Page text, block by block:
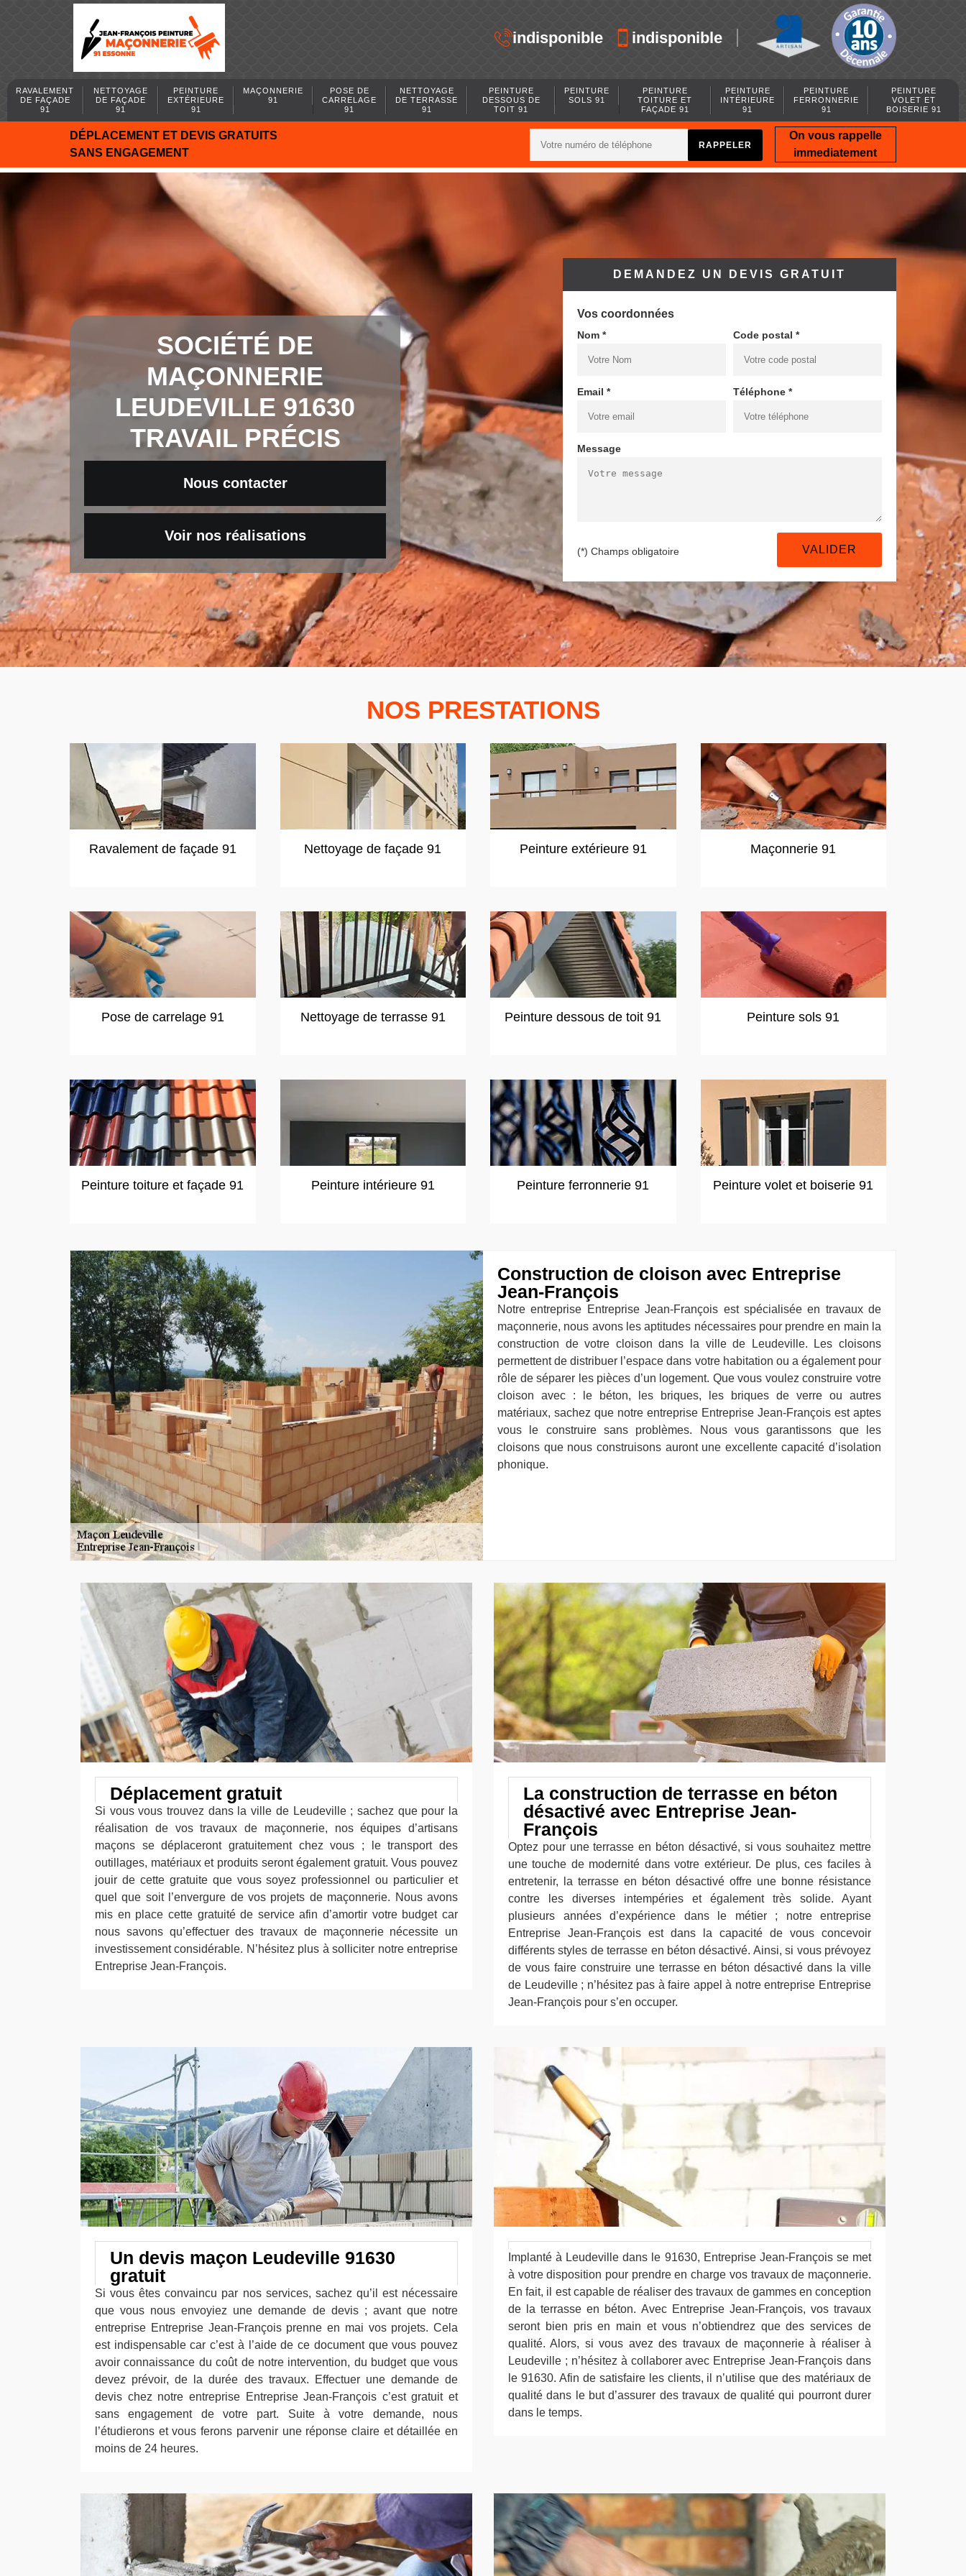
indisponible indisponible
RAVALEMENT
DE FAÇADE
91
NETTOYAGE
DE FAÇADE
91
PEINTURE
EXTÉRIEURE
91
MAÇONNERIE
91
POSE DE
CARRELAGE
91
NETTOYAGE
DE TERRASSE
91
PEINTURE
DESSOUS DE
TOIT 91
PEINTURE
SOLS 91
PEINTURE
TOITURE ET
FAÇADE 91
PEINTURE
INTÉRIEURE
91
PEINTURE
FERRONNERIE
91
PEINTURE
VOLET ET
BOISERIE 91
DÉPLACEMENT ET DEVIS GRATUITS
SANS ENGAGEMENT
On vous rappelle
immediatement
SOCIÉTÉ DE
MAÇONNERIE
LEUDEVILLE 91630
TRAVAIL PRÉCIS
Nous contacter
Voir nos réalisations
DEMANDEZ UN DEVIS GRATUIT
Vos coordonnées
Nom * Code postal *
Email * Téléphone *
Message
(*) Champs obligatoire
NOS PRESTATIONS
Ravalement de façade 91 Nettoyage de façade 91 Peinture extérieure 91 Maçonnerie 91
Pose de carrelage 91 Nettoyage de terrasse 91 Peinture dessous de toit 91 Peinture sols 91
Peinture toiture et façade 91 Peinture intérieure 91 Peinture ferronnerie 91 Peinture volet et boiserie 91
Construction de cloison avec Entreprise
Jean-François
Notre entreprise Entreprise Jean-François est spécialisée en travaux de
maçonnerie, nous avons les aptitudes nécessaires pour prendre en main la
construction de votre cloison dans la ville de Leudeville. Les cloisons
permettent de distribuer l’espace dans votre habitation ou a également pour
rôle de séparer les pièces d’un logement. Que vous voulez construire votre
cloison avec : le béton, les briques, les briques de verre ou autres
matériaux, sachez que notre entreprise Entreprise Jean-François est aptes
vous le construire sans problèmes. Nous vous garantissons que les
cloisons que nous construisons auront une excellente capacité d’isolation
phonique.
Déplacement gratuit
Si vous vous trouvez dans la ville de Leudeville ; sachez que pour la
réalisation de vos travaux de maçonnerie, nos équipes d’artisans
maçons se déplaceront gratuitement chez vous ; le transport des
outillages, matériaux et produits seront également gratuit. Vous pouvez
jouir de cette gratuite que vous soyez professionnel ou particulier et
quel que soit l’envergure de vos projets de maçonnerie. Nous avons
mis en place cette gratuité de service afin d’amortir votre budget car
nous savons qu’effectuer des travaux de maçonnerie nécessite un
investissement considérable. N’hésitez plus à solliciter notre entreprise
Entreprise Jean-François.
La construction de terrasse en béton
désactivé avec Entreprise Jean-
François
Optez pour une terrasse en béton désactivé, si vous souhaitez mettre
une touche de modernité dans votre extérieur. De plus, ces faciles à
entretenir, la terrasse en béton désactivé offre une bonne résistance
contre les diverses intempéries et également très solide. Ayant
plusieurs années d’expérience dans le métier ; notre entreprise
Entreprise Jean-François est dans la capacité de vous concevoir
différents styles de terrasse en béton désactivé. Ainsi, si vous prévoyez
de vous faire construire une terrasse en béton désactivé dans la ville
de Leudeville ; n’hésitez pas à faire appel à notre entreprise Entreprise
Jean-François pour s’en occuper.
Un devis maçon Leudeville 91630
gratuit
Si vous êtes convaincu par nos services, sachez qu’il est nécessaire
que vous nous envoyiez une demande de devis ; avant que notre
entreprise Entreprise Jean-François prenne en mai vos projets. Cela
est indispensable car c’est à l’aide de ce document que vous pouvez
avoir connaissance du coût de notre intervention, du budget que vous
devez prévoir, de la durée des travaux. Effectuer une demande de
devis chez notre entreprise Entreprise Jean-François c’est gratuit et
sans engagement de votre part. Suite à votre demande, nous
l’étudierons et vous ferons parvenir une réponse claire et détaillée en
moins de 24 heures.
Implanté à Leudeville dans le 91630, Entreprise Jean-François se met
à votre disposition pour prendre en charge vos travaux de maçonnerie.
En fait, il est capable de réaliser des travaux de gammes en conception
de la terrasse en béton. Avec Entreprise Jean-François, vos travaux
seront bien pris en main et vous n’obtiendrez que des services de
qualité. Alors, si vous avez des travaux de maçonnerie à réaliser à
Leudeville ; n’hésitez à collaborer avec Entreprise Jean-François dans
le 91630. Afin de satisfaire les clients, il n’utilise que des matériaux de
qualité dans le but d’assurer des travaux de qualité qui pourront durer
dans le temps.